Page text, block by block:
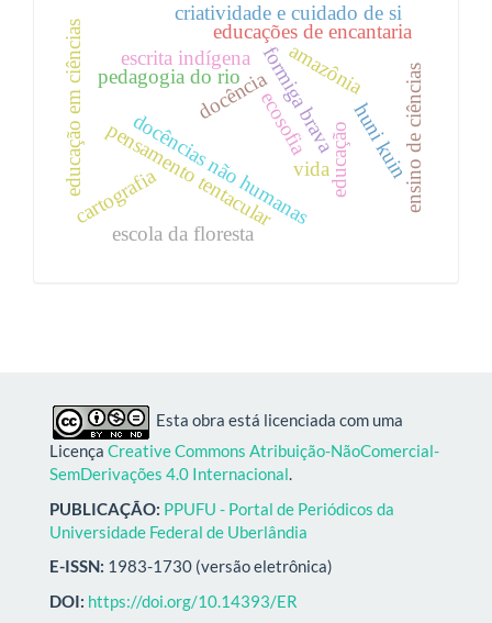
formiga brava
amazônia
educações de encantaria
docências não humanaseducação
pensamento tentacular
docência
vida
educação em ciências ensino de ciências
criatividade e cuidado de si
pedagogia do rio
ecosofia
cartografia
escrita indígena
huni kuin
escola da floresta
Esta obra está licenciada com uma
Licença Creative Commons Atribuição-NãoComercial-
SemDerivações 4.0 Internacional.
PUBLICAÇÃO: PPUFU - Portal de Periódicos da
Universidade Federal de Uberlândia
E-ISSN: 1983-1730 (versão eletrônica)
DOI: https://doi.org/10.14393/ER